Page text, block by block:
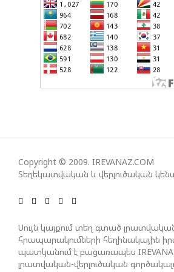
«ՄԵՆՔ ԳՈՀ ԵՆՔ ԱԴՐԲԵՋԱՆԻ ԵՎ
ՄԻՋԵՎ ՀԱՐԱԲԵՐՈՒԹՅՈՒՆՆԵՐԻ
ԶԱՐԳԱՑՈՒՄԻՑ»
ՇԱՐՈՒՆԱԿՎՈՒՄ Է «ՄԵԾ
ԻՐԱԿԱՆԱՑՈՒՄԸ
ԿԱՏԱՐՄԱՆ
ՄԻԽԵԻԼ ԿԱՎԵԼԱՇՎԻԼԻ.
ՉԻՆԱՍՏԱՆԸ ԲԱՐՁՐ ԵՆ
ԴԵՐԸ ՏԱՐԱԾԱՇՐՋԱՆՈՒՄ
Copyright © 2009. IREVANAZ.COM
Տեղեկատվական և վերլուծական
Սույն կայքում տեղ գտած
հրապարակումների հեղինակային
պատկանում է բացառապես
լրատվական-վերլուծական